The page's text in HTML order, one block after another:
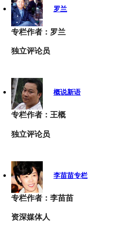
罗兰
专栏作者：罗兰
独立评论员
概说新语
专栏作者：王概
独立评论员
李苗苗专栏
专栏作者：李苗苗
资深媒体人